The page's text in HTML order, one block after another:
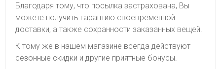
Благодаря тому, что посылка застрахована, Вы
можете получить гарантию своевременной
доставки, а также сохранности заказанных вещей.
К тому же в нашем магазине всегда действуют
сезонные скидки и другие приятные бонусы.